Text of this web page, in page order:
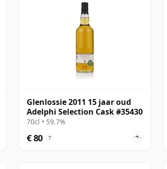
Glenlossie 2011 15 jaar oud
Adelphi Selection Cask #35430
70cl • 59.7%
€ 80 ?